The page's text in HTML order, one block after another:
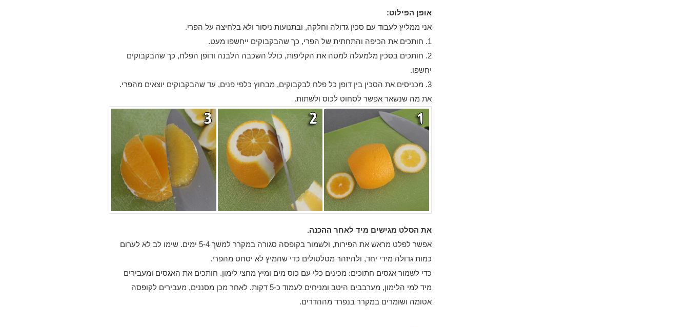
אופן הפילוט:
אני ממליץ לעבוד עם סכין גדולה וחלקה, ובתנועות ניסור ולא בלחיצה על הפרי.
1. חותכים את הכיפה והתחתית של הפרי, כך שהבקבוקים ייחשפו מעט.
2. חותכים בסכין מלמעלה למטה את הקליפות, כולל השכבה הלבנה ודופן הפלח, כך שהבקבוקים
יחשפו.
3. מכניסים את הסכין בין דופן כל פלח לבקבוקים, מבחוץ כלפי פנים, עד שהבקבוקים יוצאים מהפרי.
את מה שנשאר אפשר לסחוט לכוס ולשתות.
את הסלט מגישים מיד לאחר ההכנה.
אפשר לפלט מראש את הפירות, ולשמור בקופסה סגורה במקרר למשך 5-4 ימים. שימו לב לא לערום
כמות גדולה מידי יחד, ולהיזהר מטלטולים כדי שהמיץ לא יסחט מהפרי.
כדי לשמור אגסים חתוכים: מכינים כלי עם כוס מים ומיץ מחצי לימון. חותכים את האגסים ומעבירים
מיד למי הלימון, מערבבים היטב ומניחים לעמוד כ-5 דקות. לאחר מכן מסננים, מעבירים לקופסה
אטומה ושומרים במקרר בנפרד מההדרים.